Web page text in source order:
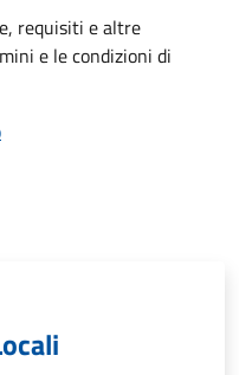
requisiti e altre
e le condizioni di